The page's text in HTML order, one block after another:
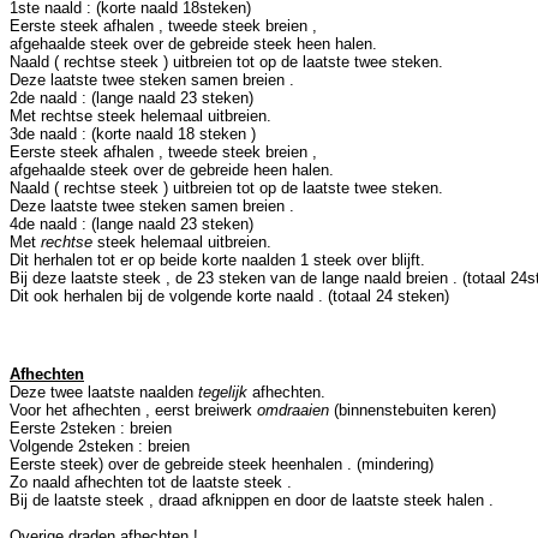
1ste naald : (korte naald 18steken)
Eerste steek afhalen , tweede steek breien ,
afgehaalde steek over de gebreide steek heen halen.
Naald ( rechtse steek ) uitbreien tot op de laatste twee steken.
Deze laatste twee steken samen breien .
2de naald : (lange naald 23 steken)
Met rechtse steek helemaal uitbreien.
3de naald : (korte naald 18 steken )
Eerste steek afhalen , tweede steek breien ,
afgehaalde steek over de gebreide heen halen.
Naald ( rechtse steek ) uitbreien tot op de laatste twee steken.
Deze laatste twee steken samen breien .
4de naald : (lange naald 23 steken)
Met rechtse steek helemaal uitbreien.
Dit herhalen tot er op beide korte naalden 1 steek over blijft.
Bij deze laatste steek , de 23 steken van de lange naald breien . (totaal
Dit ook herhalen bij de volgende korte naald . (totaal 24 steken)
Afhechten
Deze twee laatste naalden tegelijk afhechten.
Voor het afhechten , eerst breiwerk omdraaien (binnenstebuiten keren)
Eerste 2steken : breien
Volgende 2steken : breien
Eerste steek) over de gebreide steek heenhalen . (mindering)
Zo naald afhechten tot de laatste steek .
Bij de laatste steek , draad afknippen en door de laatste steek halen .